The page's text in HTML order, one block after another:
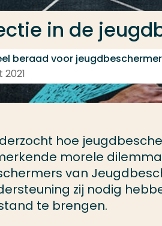
in de
beraad voor
hoe
morele
van
zij nodig
te brengen.